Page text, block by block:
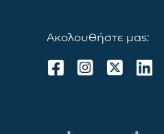
Ακολουθήστε μας: